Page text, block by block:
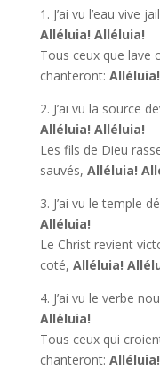
1. J’ai vu l’eau vive
Alléluia! Alléluia!
Tous ceux que lave
chanteront:
2. J’ai vu la source
Alléluia! Alléluia!
Les fils de Dieu
sauvés, Alléluia!
3. J’ai vu le temple
Alléluia!
Le Christ revient
coté, Alléluia!
4. J’ai vu le verbe
Alléluia!
Tous ceux qui
chanteront: